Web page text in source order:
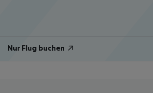
Nur Flug buchen